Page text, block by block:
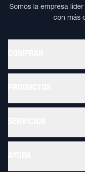
Somos la empresa
con más